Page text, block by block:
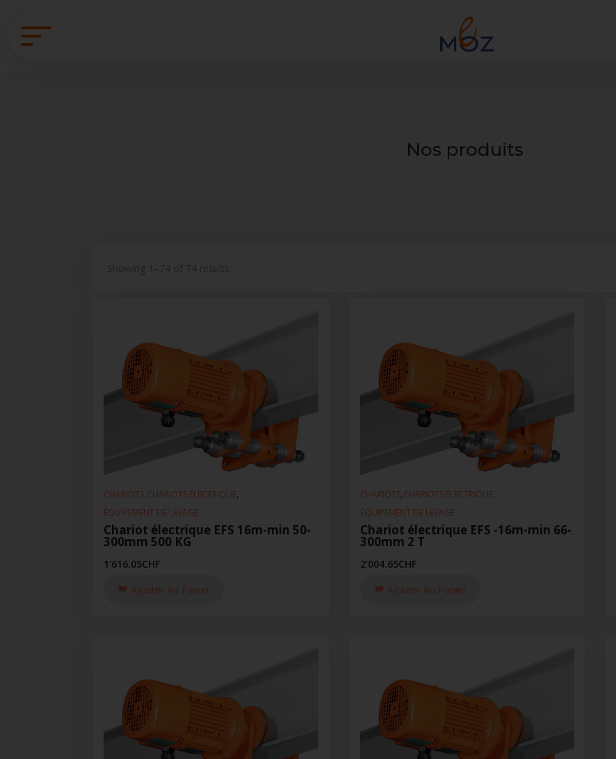
Nos produits
CHARIOTS,CHARIOTS ÉLECTRIQUE,
ÉQUIPEMENT DE LEVAGE
Chariot électrique EFS 16m-min 50-
300mm 500 KG
1'616.05CHF
Ajouter Au Panier
CHARIOTS,CHARIOTS ÉLECTRIQUE,
ÉQUIPEMENT DE LEVAGE
Chariot électrique EFS -16m-min 66-
300mm 2 T
2'004.65CHF
Ajouter Au Panier